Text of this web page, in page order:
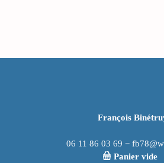
François
06 11 86 03 69 −
Panier vide